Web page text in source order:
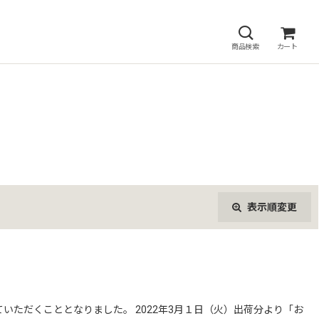
商品検索 カート
表示順変更
ただくこととなりました。 2022年3月１日（火）出荷分より「お